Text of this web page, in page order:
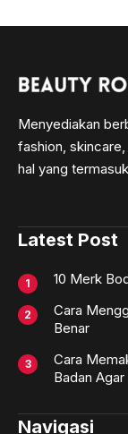
Menyediakan
fashion,
hal yang
Latest Post
10 Merk
Cara
Benar
Cara
Badan
Navigasi